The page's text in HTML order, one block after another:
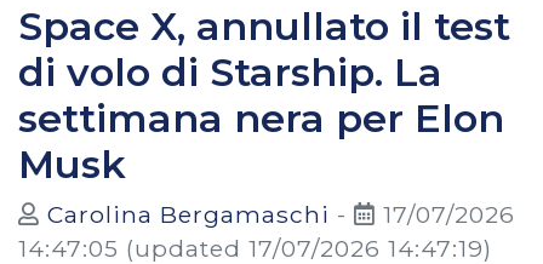
Space X, annullato il test
di volo di Starship. La
settimana nera per Elon
Musk
Carolina Bergamaschi -
17/07/2026
14:47:05 (updated 17/07/2026 14:47:19)